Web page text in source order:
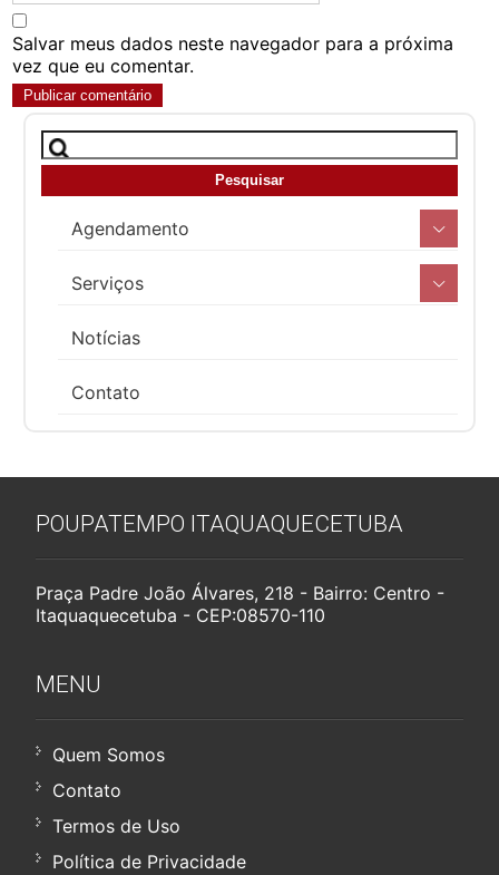
Salvar meus dados neste navegador para a próxima
vez que eu comentar.
Agendamento
Serviços
Notícias
Contato
POUPATEMPO ITAQUAQUECETUBA
Praça Padre João Álvares, 218 - Bairro: Centro -
Itaquaquecetuba - CEP:08570-110
MENU
Quem Somos
Contato
Termos de Uso
Política de Privacidade